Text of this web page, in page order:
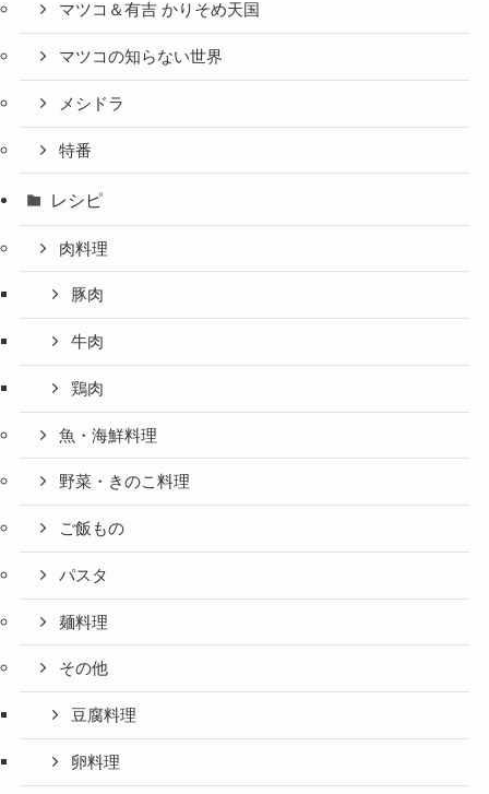
マツコ＆有吉 かりそめ天国
マツコの知らない世界
メシドラ
特番
レシピ
肉料理
豚肉
牛肉
鶏肉
魚・海鮮料理
野菜・きのこ料理
ご飯もの
パスタ
麺料理
その他
豆腐料理
卵料理